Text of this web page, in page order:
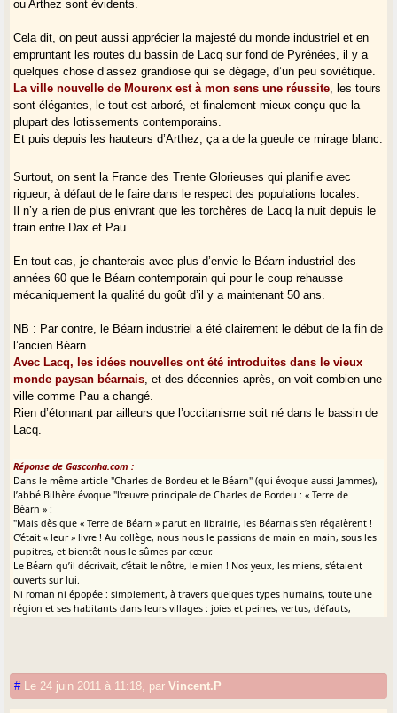
ou Arthez sont évidents.
Cela dit, on peut aussi apprécier la majesté du monde industriel et en
empruntant les routes du bassin de Lacq sur fond de Pyrénées, il y a
quelques chose d’assez grandiose qui se dégage, d’un peu soviétique.
La ville nouvelle de Mourenx est à mon sens une réussite , les tours
sont élégantes, le tout est arboré, et finalement mieux conçu que la
plupart des lotissements contemporains.
Et puis depuis les hauteurs d’Arthez, ça a de la gueule ce mirage blanc.
Surtout, on sent la France des Trente Glorieuses qui planifie avec
rigueur, à défaut de le faire dans le respect des populations locales.
Il n’y a rien de plus enivrant que les torchères de Lacq la nuit depuis le
train entre Dax et Pau.
En tout cas, je chanterais avec plus d’envie le Béarn industriel des
années 60 que le Béarn contemporain qui pour le coup rehausse
mécaniquement la qualité du goût d’il y a maintenant 50 ans.
NB : Par contre, le Béarn industriel a été clairement le début de la fin de
l’ancien Béarn.
Avec Lacq, les idées nouvelles ont été introduites dans le vieux
monde paysan béarnais , et des décennies après, on voit combien une
ville comme Pau a changé.
Rien d’étonnant par ailleurs que l’occitanisme soit né dans le bassin de
Lacq.
Réponse de Gasconha.com :
Dans le même article "Charles de Bordeu et le Béarn" (qui évoque aussi Jammes),
l’abbé Bilhère évoque "l’œuvre principale de Charles de Bordeu : « Terre de
Béarn » :
"Mais dès que « Terre de Béarn » parut en librairie, les Béarnais s’en régalèrent !
C’était « leur » livre ! Au collège, nous nous le passions de main en main, sous les
pupitres, et bientôt nous le sûmes par cœur.
Le Béarn qu’il décrivait, c’était le nôtre, le mien ! Nos yeux, les miens, s’étaient
ouverts sur lui.
Ni roman ni épopée : simplement, à travers quelques types humains, toute une
région et ses habitants dans leurs villages : joies et peines, vertus, défauts,
# Le 24 juin 2011 à 11:18 parVincent.P